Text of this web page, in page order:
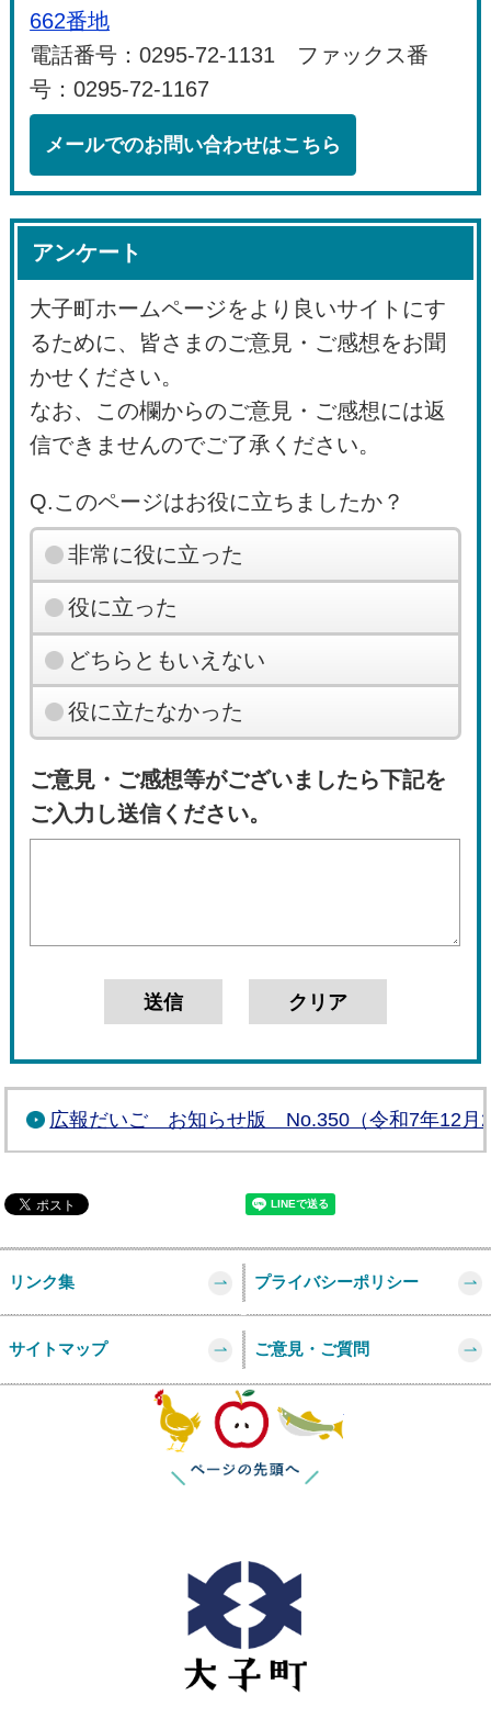
662番地
電話番号：0295-72-1131 ファックス番
号：0295-72-1167
メールでのお問い合わせはこちら
アンケート
大子町ホームページをより良いサイトにす
るために、皆さまのご意見・ご感想をお聞
かせください。
なお、この欄からのご意見・ご感想には返
信できませんのでご了承ください。
Q.このページはお役に立ちましたか？
非常に役に立った
役に立った
どちらともいえない
役に立たなかった
ご意見・ご感想等がございましたら下記を
ご入力し送信ください。
広報だいご お知らせ版 No.350（令和7年12月
リンク集 プライバシーポリシー
サイトマップ ご意見・ご質問